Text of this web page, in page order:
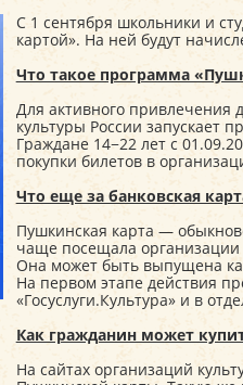
С 1 сентября школьники и
картой». На ней будут
Что такое программа
Для активного привлечения
культуры России запускает
Граждане 14−22 лет с
покупки билетов в
Что еще за банковская
Пушкинская карта —
чаще посещала организации
Она может быть выпущена
На первом этапе действия
«Госуслуги.Культура» и в
Как гражданин может
На сайтах организаций